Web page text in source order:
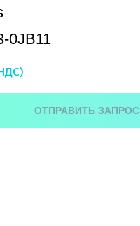
0JB11
ОТПРАВИТЬ ЗАПРОС